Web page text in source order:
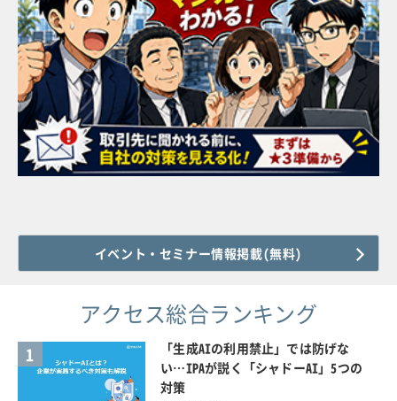
イベント・セミナー情報掲載(無料)
アクセス総合ランキング
1
「生成AIの利用禁止」では防げな
い…IPAが説く「シャドーAI」5つの
対策